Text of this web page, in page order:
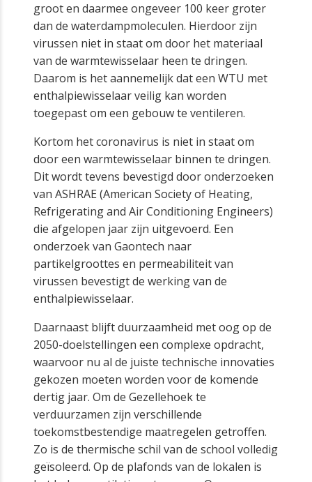
groot en daarmee ongeveer 100 keer groter
dan de waterdampmoleculen. Hierdoor zijn
virussen niet in staat om door het materiaal
van de warmtewisselaar heen te dringen.
Daarom is het aannemelijk dat een WTU met
enthalpiewisselaar veilig kan worden
toegepast om een gebouw te ventileren.
Kortom het coronavirus is niet in staat om
door een warmtewisselaar binnen te dringen.
Dit wordt tevens bevestigd door onderzoeken
van ASHRAE (American Society of Heating,
Refrigerating and Air Conditioning Engineers)
die afgelopen jaar zijn uitgevoerd. Een
onderzoek van Gaontech naar
partikelgroottes en permeabiliteit van
virussen bevestigt de werking van de
enthalpiewisselaar.
Daarnaast blijft duurzaamheid met oog op de
2050-doelstellingen een complexe opdracht,
waarvoor nu al de juiste technische innovaties
gekozen moeten worden voor de komende
dertig jaar. Om de Gezellehoek te
verduurzamen zijn verschillende
toekomstbestendige maatregelen getroffen.
Zo is de thermische schil van de school volledig
geïsoleerd. Op de plafonds van de lokalen is